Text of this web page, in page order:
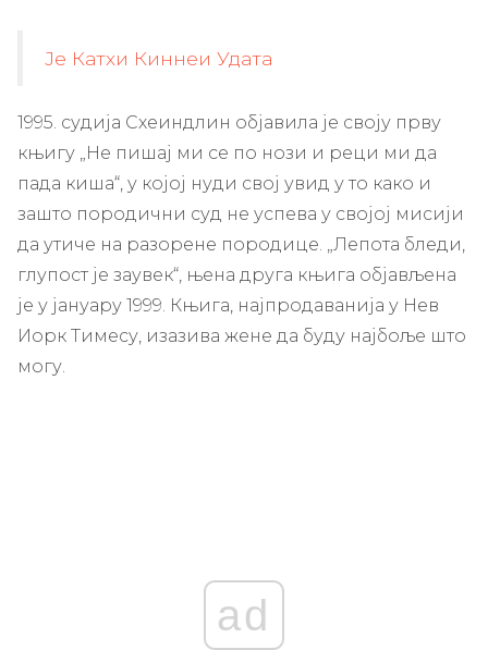
Је Катхи Киннеи Удата
1995. судија Схеиндлин објавила је своју прву
књигу „Не пишај ми се по нози и реци ми да
пада киша“, у којој нуди свој увид у то како и
зашто породични суд не успева у својој мисији
да утиче на разорене породице. „Лепота бледи,
глупост је заувек“, њена друга књига објављена
је у јануару 1999. Књига, најпродаванија у Нев
Иорк Тимесу, изазива жене да буду најбоље што
могу.
ad